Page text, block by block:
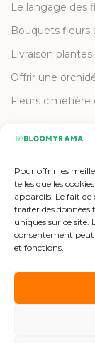
Pour offrir les
telles que les
appareils. Le fait
traiter des données
uniques sur ce site.
consentement
et fonctions.
Le langage des
Bouquets fleurs
Livraison plantes
Offrir une
Fleurs cimetière
Contactez-nous
Etre référencé
Offres d'emploi